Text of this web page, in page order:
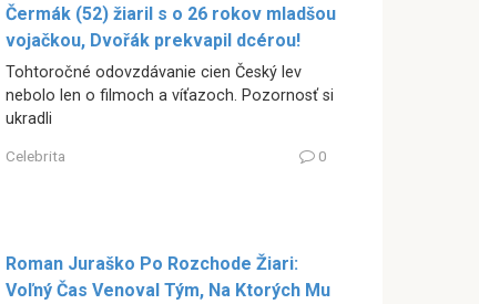
Čermák (52) žiaril s o 26 rokov mladšou
vojačkou, Dvořák prekvapil dcérou!
Tohtoročné odovzdávanie cien Český lev
nebolo len o filmoch a víťazoch. Pozornosť si
ukradli
Celebrita 0
Roman Juraško Po Rozchode Žiari:
Voľný Čas Venoval Tým, Na Ktorých Mu